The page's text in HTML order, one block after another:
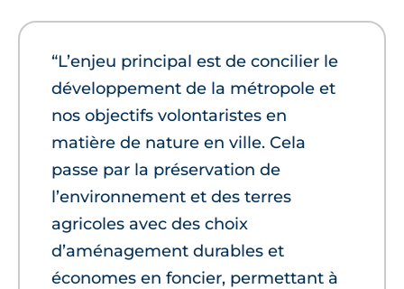
“L’enjeu principal est de concilier le
développement de la métropole et
nos objectifs volontaristes en
matière de nature en ville. Cela
passe par la préservation de
l’environnement et des terres
agricoles avec des choix
d’aménagement durables et
économes en foncier, permettant à